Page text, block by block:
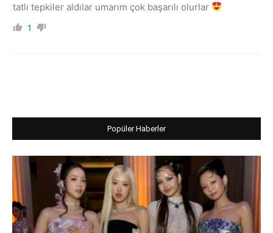
tatlı tepkiler aldılar umarım çok başarılı olurlar
1
Popüler Haberler